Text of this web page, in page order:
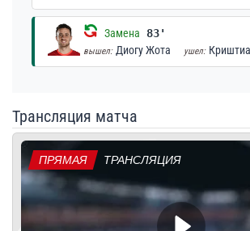
Замена 83'
вышел: Диогу Жота ушел:
Трансляция матча
ПРЯМАЯ ТРАНСЛЯЦИЯ